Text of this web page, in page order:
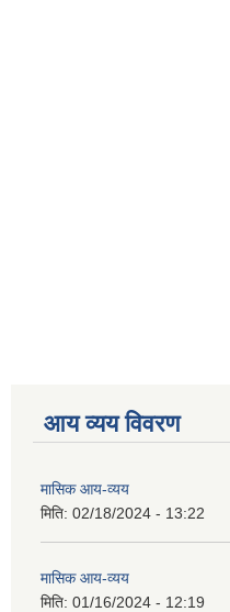
आय व्यय विवरण
मासिक आय-व्यय
मिति: 02/18/2024 - 13:22
मासिक आय-व्यय
मिति: 01/16/2024 - 12:19